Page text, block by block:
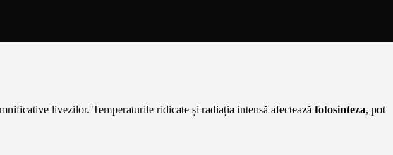
livezilor. Temperaturile ridicate și radiația intensă afectează fotosinteza, pot